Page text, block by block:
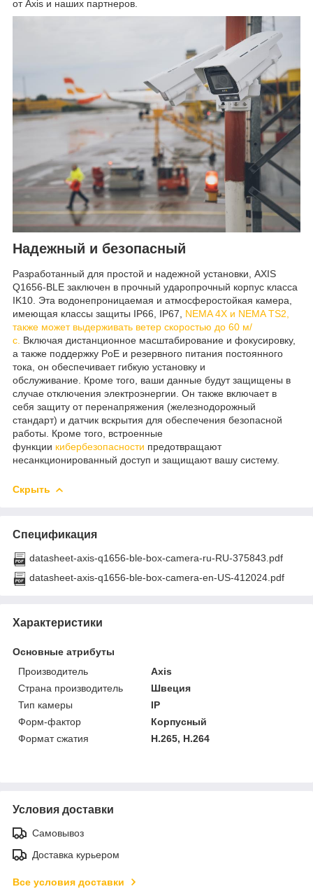
от Axis и наших партнеров.
Надежный и безопасный
Разработанный для простой и надежной установки, AXIS
Q1656-BLE заключен в прочный ударопрочный корпус класса
IK10. Эта водонепроницаемая и атмосферостойкая камера,
имеющая классы защиты IP66, IP67, NEMA 4X и NEMA TS2,
также может выдерживать ветер скоростью до 60 м/
с. Включая дистанционное масштабирование и фокусировку,
а также поддержку PoE и резервного питания постоянного
тока, он обеспечивает гибкую установку и
обслуживание. Кроме того, ваши данные будут защищены в
случае отключения электроэнергии. Он также включает в
себя защиту от перенапряжения (железнодорожный
стандарт) и датчик вскрытия для обеспечения безопасной
работы. Кроме того, встроенные
функции кибербезопасности предотвращают
несанкционированный доступ и защищают вашу систему.
Скрыть
Спецификация
datasheet-axis-q1656-ble-box-camera-ru-RU-375843.pdf
datasheet-axis-q1656-ble-box-camera-en-US-412024.pdf
Характеристики
Основные атрибуты
Производитель
Axis
Страна производитель
Швеция
Тип камеры
IP
Форм-фактор
Корпусный
Формат сжатия
H.265, H.264
Условия доставки
Самовывоз
Доставка курьером
Все условия доставки